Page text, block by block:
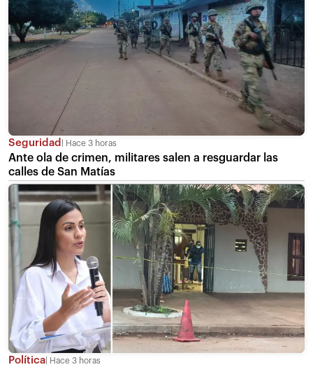
Seguridad Hace 3 horas
Ante ola de crimen, militares salen a resguardar las
calles de San Matías
Política Hace 3 horas